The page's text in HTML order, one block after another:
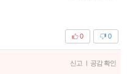
0
0
신고 | 공감 확인